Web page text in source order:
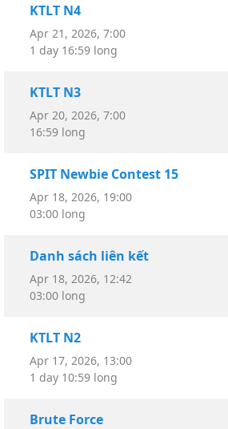
KTLT N4
Apr 21, 2026, 7:00
1 day 16:59 long
KTLT N3
Apr 20, 2026, 7:00
16:59 long
SPIT Newbie Contest 15
Apr 18, 2026, 19:00
03:00 long
Danh sách liên kết
Apr 18, 2026, 12:42
03:00 long
KTLT N2
Apr 17, 2026, 13:00
1 day 10:59 long
Brute Force